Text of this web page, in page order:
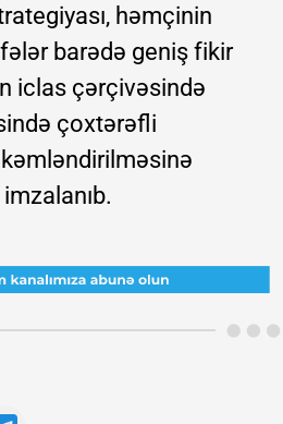
həmçinin
barədə geniş fikir
iclas çərçivəsində
çoxtərəfli